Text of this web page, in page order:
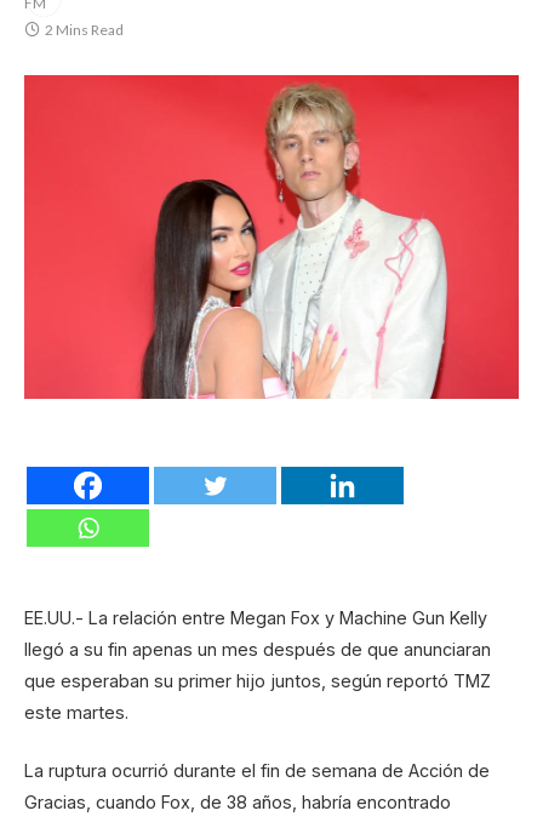
2 Mins Read
EE.UU.- La relación entre Megan Fox y Machine Gun Kelly
llegó a su fin apenas un mes después de que anunciaran
que esperaban su primer hijo juntos, según reportó TMZ
este martes.
La ruptura ocurrió durante el fin de semana de Acción de
Gracias, cuando Fox, de 38 años, habría encontrado